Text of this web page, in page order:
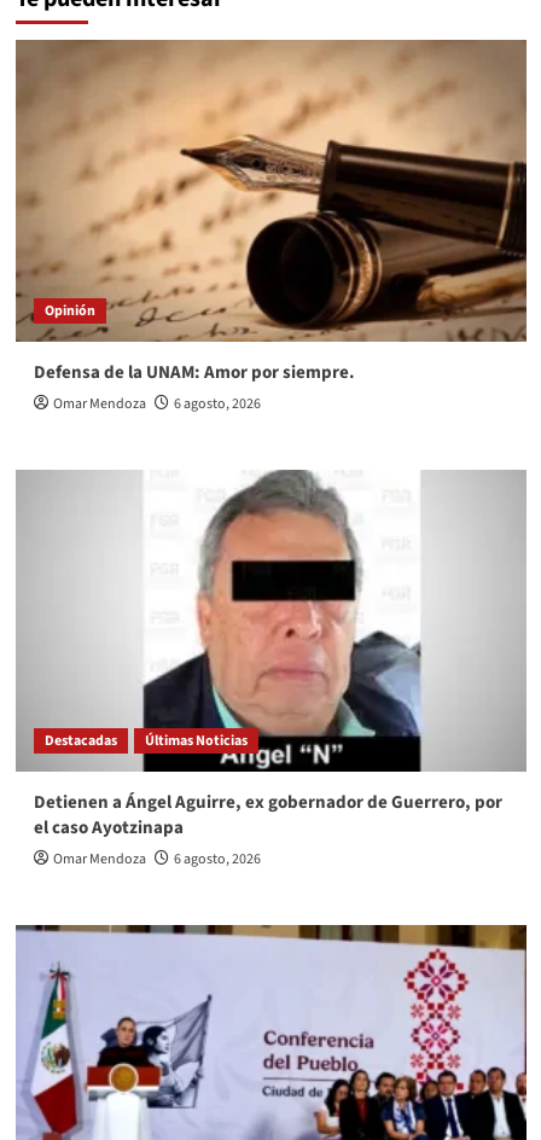
Opinión
Defensa de la UNAM: Amor por siempre.
Omar Mendoza 6 agosto, 2026
Destacadas Últimas Noticias
Detienen a Ángel Aguirre, ex gobernador de Guerrero, por
el caso Ayotzinapa
Omar Mendoza 6 agosto, 2026